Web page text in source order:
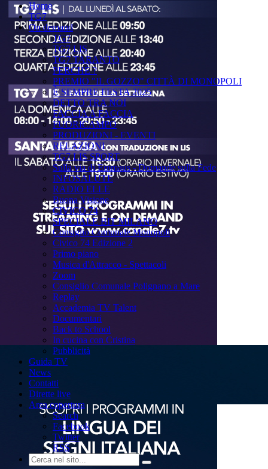
Home
TG7
On demand
TG7
TG7 LIS
TG7 TARANTO
PERCHÉ ?
PREMIO "IL GOZZO" CITTÀ DI MONOPOLI
È SEMPRE FESTA 2025
DETTO TRA NOI
FACCIA A FACCIA
FUORICAMPO
PRODUZIONI - EVENTI
RELAZIONI
TG7 LIS SPORT
Sulla via di Emmaus - Domande sulla Fede
INFOSALUTE
RADIO ELLE
Buona Visione
CIVICO 74
SPECIALE BIT MILANO
Consiglio Comunale Monopoli
Civico 74 Edizione 2
Primo piano
Musica d'Attracco - Spettacoli
Zoom
Consiglio Comunale Polignano a Mare
Replay
Accademia TV Talent
Documentari
Back to School
In cucina con Cristina
Pubblicità
Guida TV
News
Contatti
Dirette live
Area copertura
Search
Facebook
Twitter
RSS